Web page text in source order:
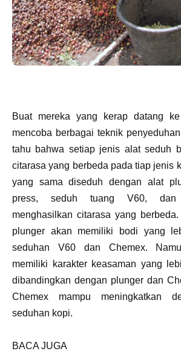
Buat mereka yang kerap datang
mencoba berbagai teknik
tahu bahwa setiap jenis alat seduh
citarasa yang berbeda pada tiap jenis
yang sama diseduh dengan alat
press, seduh tuang V60, dan
menghasilkan citarasa yang
plunger akan memiliki bodi yang
seduhan V60 dan Chemex.
memiliki karakter keasaman yang
dibandingkan dengan plunger dan
Chemex mampu meningkatkan
seduhan kopi.
BACA JUGA